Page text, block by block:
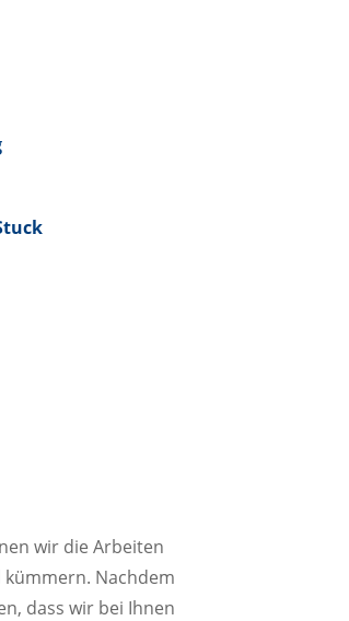
wir die Arbeiten
Nachdem
dass wir bei Ihnen